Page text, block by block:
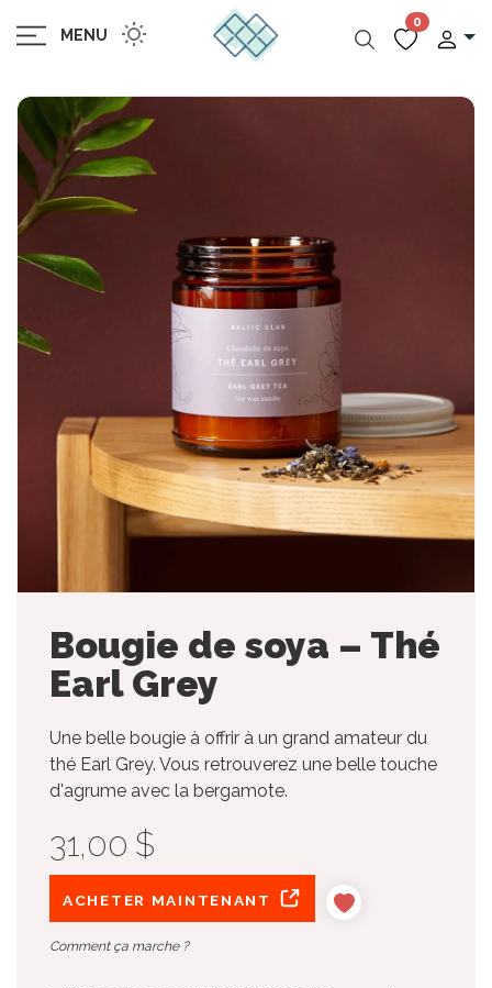
MENU
0
Bougie de soya – Thé
Earl Grey
Une belle bougie à offrir à un grand amateur du
thé Earl Grey. Vous retrouverez une belle touche
d'agrume avec la bergamote.
31,00 $
ACHETER MAINTENANT
Comment ça marche ?